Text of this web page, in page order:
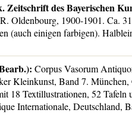
des Bayerischen
Oldenbourg, 1900-1901. Ca.
(auch einigen farbigen).
Corpus Vasorum
Kleinkunst, Band 7.
18 Textillustrationen, 52
Internationale, Deutschland,